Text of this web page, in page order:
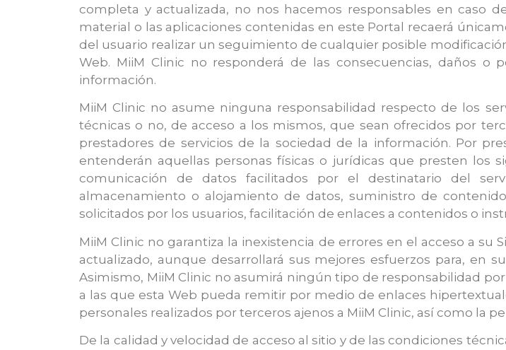
completa y actualizada, no nos hacemos responsables en caso
material o las aplicaciones contenidas en este Portal recaerá
del usuario realizar un seguimiento de cualquier posible
Web. MiiM Clinic no responderá de las consecuencias, daños
información.
MiiM Clinic no asume ninguna responsabilidad respecto de los
técnicas o no, de acceso a los mismos, que sean ofrecidos por
prestadores de servicios de la sociedad de la información. Por
entenderán aquellas personas físicas o jurídicas que presten los
comunicación de datos facilitados por el destinatario del
almacenamiento o alojamiento de datos, suministro de
solicitados por los usuarios, facilitación de enlaces a contenidos o
MiiM Clinic no garantiza la inexistencia de errores en el acceso a
actualizado, aunque desarrollará sus mejores esfuerzos para, en
Asimismo, MiiM Clinic no asumirá ningún tipo de responsabilidad
a las que esta Web pueda remitir por medio de enlaces
personales realizados por terceros ajenos a MiiM Clinic, así como la
De la calidad y velocidad de acceso al sitio y de las condiciones